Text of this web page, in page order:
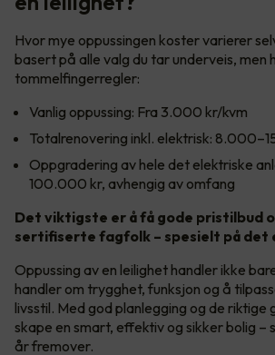
Hvor mye oppussingen koster varierer
basert på alle valg du tar underveis, men
tommelfingerregler:
Vanlig oppussing: Fra 3.000 kr/kvm
Totalrenovering inkl. elektrisk:
Oppgradering av hele det elektriske
100.000 kr, avhengig av omfang
Det viktigste er å få gode pristilbud
sertifiserte fagfolk – spesielt på det
Oppussing av en leilighet handler ikke
handler om trygghet, funksjon og å
livsstil. Med god planlegging og de riktige
skape en smart, effektiv og sikker bolig –
år fremover.